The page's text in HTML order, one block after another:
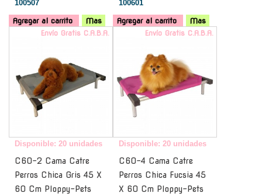
100507
Agregar al carrito Mas
100601
Agregar al carrito
Mas
Envío Gratis C.A.B.A.
Disponible: 20 unidades
C60-2 Cama Catre
Perros Chica Gris 45 X
60 Cm Ploppy-Pets
Envío Gratis C.A.B.A.
Disponible: 20 unidades
C60-4 Cama Catre
Perros Chica Fucsia 45
X 60 Cm Ploppy-Pets